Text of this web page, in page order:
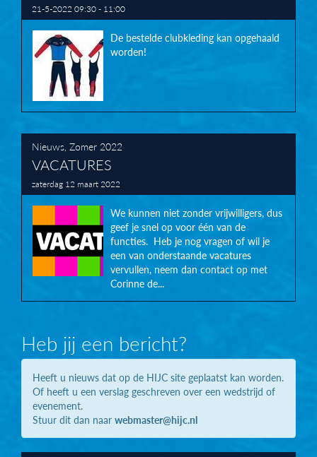
21-5-2022 09:30 - 11:00
De bestelde clubkleding kan opgehaald
worden!
Nieuws Zomer 2022
VACATURES
zaterdag 12 maart 2022
We kunnen niet zonder vrijwilligers, dus
geef je snel op voor één van de
functies. Heb je nog vragen of wil je
een van onderstaande vacatures
vervullen, neem dan contact op met
Corinne de...
Heb jij een bericht?
Heeft u nieuws dat op de HIJC site geplaatst kan worden.
Of heeft u een verslag geschreven over een wedstrijd of
evenement.
Stuur dit dan naar webmaster@hijc.nl